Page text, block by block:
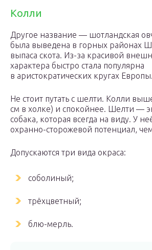
Колли
Другое название — шотландская
была выведена в горных районах
выпаса скота. Из-за красивой
характера быстро стала популярна
в аристократических кругах Европы.
Не стоит путать с шелти. Колли
см в холке) и спокойнее. Шелти —
собака, которая всегда на виду. У
охранно-сторожевой потенциал,
Допускаются три вида окраса:
соболиный;
трёхцветный;
блю-мерль.